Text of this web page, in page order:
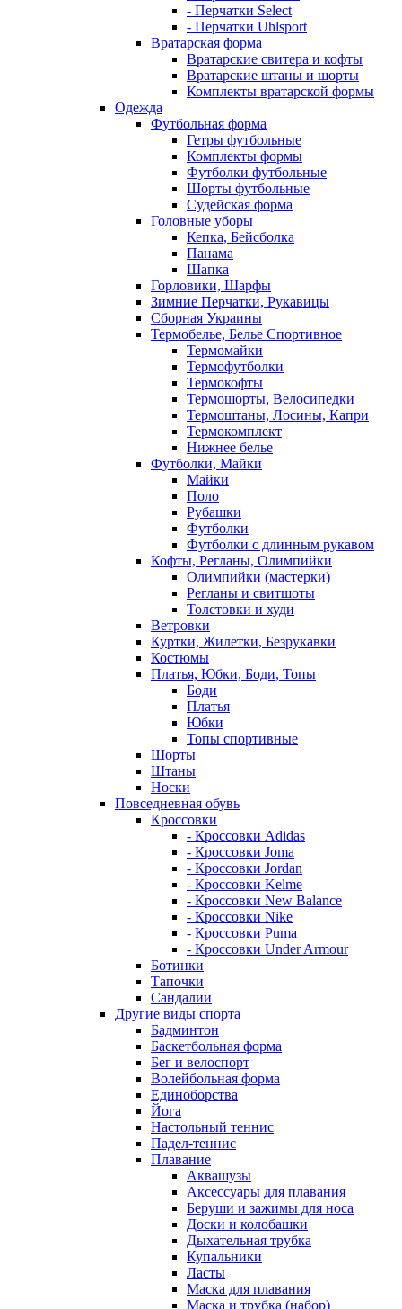
- Перчатки Select
- Перчатки Uhlsport
Вратарская форма
Вратарские свитера и кофты
Вратарские штаны и шорты
Комплекты вратарской формы
Одежда
Футбольная форма
Гетры футбольные
Комплекты формы
Футболки футбольные
Шорты футбольные
Судейская форма
Головные уборы
Кепка, Бейсболка
Панама
Шапка
Горловики, Шарфы
Зимние Перчатки, Рукавицы
Сборная Украины
Термобелье, Белье Спортивное
Термомайки
Термофутболки
Термокофты
Термошорты, Велосипедки
Термоштаны, Лосины, Капри
Термокомплект
Нижнее белье
Футболки, Майки
Майки
Поло
Рубашки
Футболки
Футболки с длинным рукавом
Кофты, Регланы, Олимпийки
Олимпийки (мастерки)
Регланы и свитшоты
Толстовки и худи
Ветровки
Куртки, Жилетки, Безрукавки
Костюмы
Платья, Юбки, Боди, Топы
Боди
Платья
Юбки
Топы спортивные
Шорты
Штаны
Носки
Повседневная обувь
Кроссовки
- Кроссовки Adidas
- Кроссовки Joma
- Кроссовки Jordan
- Кроссовки Kelme
- Кроссовки New Balance
- Кроссовки Nike
- Кроссовки Puma
- Кроссовки Under Armour
Ботинки
Тапочки
Сандалии
Другие виды спорта
Бадминтон
Баскетбольная форма
Бег и велоспорт
Волейбольная форма
Единоборства
Йога
Настольный теннис
Падел-теннис
Плавание
Аквашузы
Аксессуары для плавания
Беруши и зажимы для носа
Доски и колобашки
Дыхательная трубка
Купальники
Ласты
Маска для плавания
Маска и трубка (набор)